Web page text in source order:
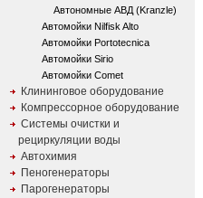
Автономные АВД (Kranzle)
Автомойки Nilfisk Alto
Автомойки Portotecnica
Автомойки Sirio
Автомойки Comet
Клининговое оборудование
Компрессорное оборудование
Системы очистки и
рециркуляции воды
Автохимия
Пеногенераторы
Парогенераторы